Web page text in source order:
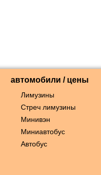
автомобили / цены
Лимузины
Стреч лимузины
Минивэн
Миниавтобус
Автобус